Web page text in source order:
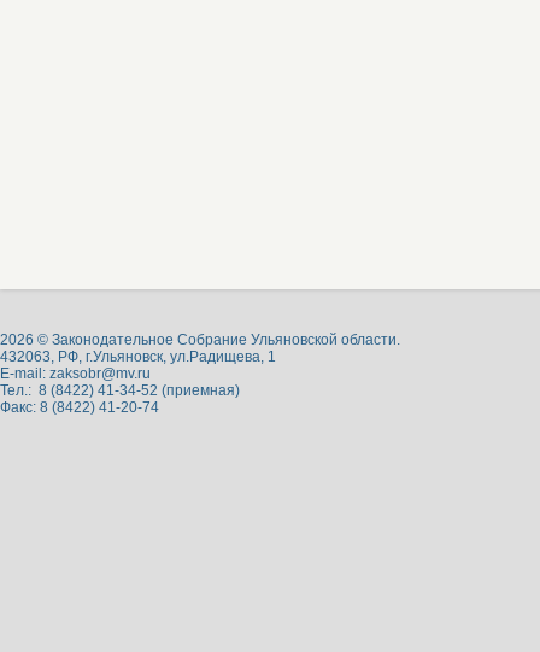
2026 © Законодательное Собрание Ульяновской области.
432063, РФ, г.Ульяновск, ул.Радищева, 1
E-mail: zaksobr@mv.ru
Тел.: 8 (8422) 41-34-52 (приемная)
Факс: 8 (8422) 41-20-74